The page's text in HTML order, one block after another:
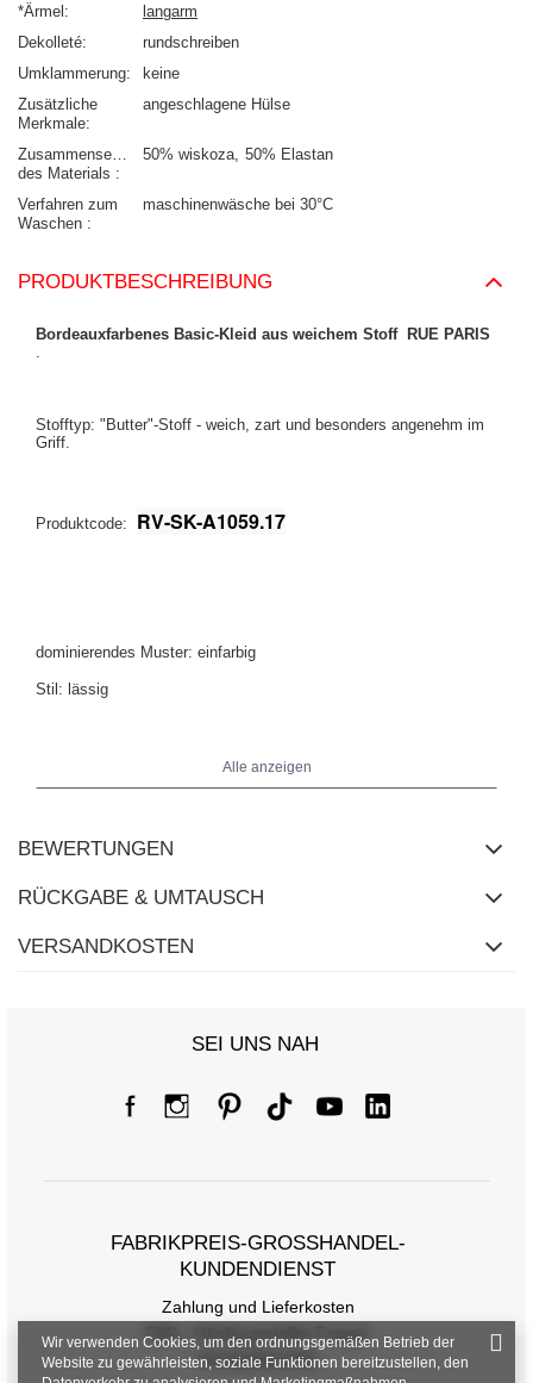
*Ärmel
langarm
Dekolleté
rundschreiben
Umklammerung
keine
Zusätzliche
Merkmale
angeschlagene Hülse
Zusammensetzung
des Materials
50% wiskoza 50% Elastan
Verfahren zum
Waschen
maschinenwäsche bei 30°C
PRODUKTBESCHREIBUNG
Bordeauxfarbenes Basic-Kleid aus weichem Stoff RUE PARIS
Stofftyp: "Butter"-Stoff - weich, zart und besonders angenehm im
Griff.
Produktcode: RV-SK-A1059.17
dominierendes Muster: einfarbig
Stil: lässig
Alle anzeigen
BEWERTUNGEN
RÜCKGABE & UMTAUSCH
VERSANDKOSTEN
SEI UNS NAH
FABRIKPREIS-GROSSHANDEL-K
UNDENDIENST
Zahlung und Lieferkosten
FAQ - Häufig gestellte Fragen
Rückgabepolitik
Wir verwenden Cookies, um den ordnungsgemäßen Betrieb der
Website zu gewährleisten, soziale Funktionen bereitzustellen, den